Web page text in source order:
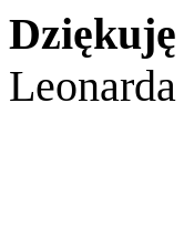
Dziękuję